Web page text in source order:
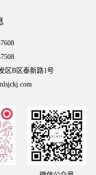
区B区泰新路1号